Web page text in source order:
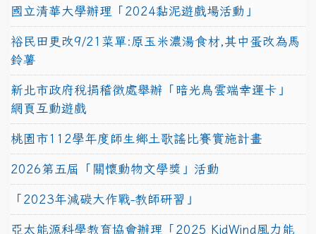
國立清華大學辦理「2024黏泥遊戲場活動」
裕民田更改9/21菜單:原玉米濃湯食材,其中蛋改為馬
鈴薯
新北市政府稅捐稽徵處舉辦「暗光鳥雲端幸運卡」
網頁互動遊戲
桃園市112學年度師生鄉土歌謠比賽實施計畫
2026第五屆「關懷動物文學獎」活動
「2023年減碳大作戰-教師研習」
亞太能源科學教育協會辦理「2025 KidWind風力能